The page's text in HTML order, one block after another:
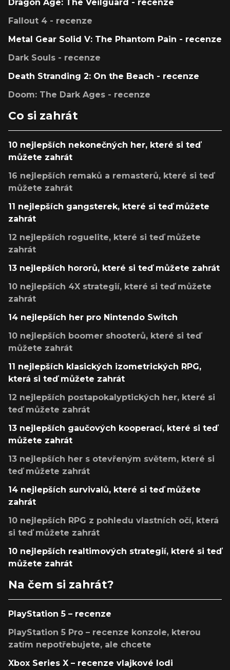
Dragon Age: The Veilguard - recenze
Fallout 4 - recenze
Metal Gear Solid V: The Phantom Pain - recenze
Dark Souls - recenze
Death Stranding 2: On the Beach - recenze
Doom: The Dark Ages - recenze
Co si zahrát
10 nejlepších nekonečných her, které si teď
můžete zahrát
16 nejlepších remaků a remasterů, které si teď
můžete zahrát
11 nejlepších gangsterek, které si teď můžete
zahrát
12 nejlepších roguelite, které si teď můžete
zahrát
13 nejlepších hororů, které si teď můžete zahrát
10 nejlepších 4X strategií, které si teď můžete
zahrát
14 nejlepších her pro Nintendo Switch
10 nejlepších boomer shooterů, které si teď
můžete zahrát
11 nejlepších klasických izometrických RPG,
která si teď můžete zahrát
12 nejlepších postapokalyptických her, které si
teď můžete zahrát
13 nejlepších gaučových kooperací, které si teď
můžete zahrát
13 nejlepších her s otevřeným světem, které si
teď můžete zahrát
14 nejlepších survivalů, které si teď můžete
zahrát
10 nejlepších RPG z pohledu vlastních očí, která
si teď můžete zahrát
10 nejlepších realtimových strategií, které si teď
můžete zahrát
Na čem si zahrát?
PlayStation 5 – recenze
PlayStation 5 Pro – recenze konzole, kterou
zatím nepotřebujete, ale chcete
Xbox Series X – recenze vlajkové lodi